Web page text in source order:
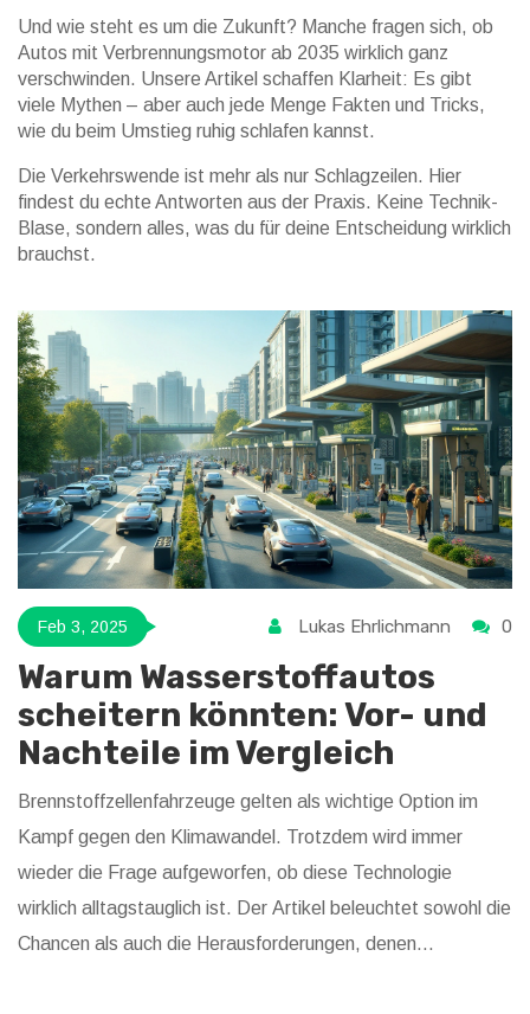
Und wie steht es um die Zukunft? Manche fragen sich, ob
Autos mit Verbrennungsmotor ab 2035 wirklich ganz
verschwinden. Unsere Artikel schaffen Klarheit: Es gibt
viele Mythen – aber auch jede Menge Fakten und Tricks,
wie du beim Umstieg ruhig schlafen kannst.
Die Verkehrswende ist mehr als nur Schlagzeilen. Hier
findest du echte Antworten aus der Praxis. Keine Technik-
Blase, sondern alles, was du für deine Entscheidung wirklich
brauchst.
Feb 3, 2025 Lukas Ehrlichmann 0
Warum Wasserstoffautos
scheitern könnten: Vor- und
Nachteile im Vergleich
Brennstoffzellenfahrzeuge gelten als wichtige Option im
Kampf gegen den Klimawandel. Trotzdem wird immer
wieder die Frage aufgeworfen, ob diese Technologie
wirklich alltagstauglich ist. Der Artikel beleuchtet sowohl die
Chancen als auch die Herausforderungen, denen